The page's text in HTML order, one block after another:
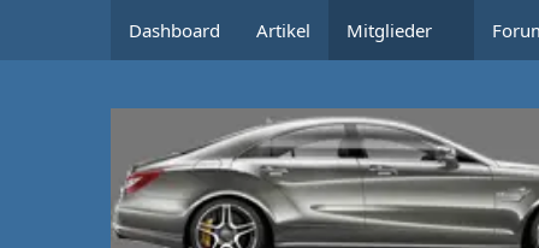
Dashboard Artikel Mitglieder